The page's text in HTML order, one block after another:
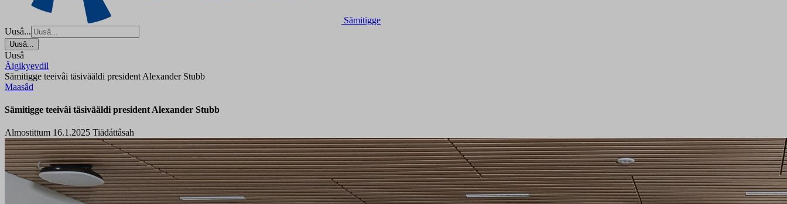
Sämitigge
Uusâ...
Uusâ...
Uusâ
Äigikyevdil
Sämitigge teeivâi täsivääldi president Alexander Stubb
Maasâd
Sämitigge teeivâi täsivääldi president Alexander Stubb
Almostittum 16.1.2025 Tiäđáttâsah